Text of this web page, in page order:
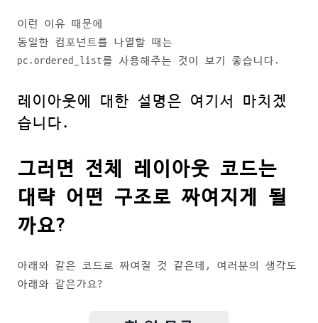
이런 이유 때문에
동일한 컴포넌트를 나열할 때는
pc.ordered_list를 사용해주는 것이 보기 좋습니다.
레이아웃에 대한 설명은 여기서 마치겠
습니다.
그러면 전체 레이아웃 코드는
대략 어떤 구조로 짜여지게 될
까요?
아래와 같은 코드로 짜여질 것 같은데, 여러분의 생각도
아래와 같은가요?